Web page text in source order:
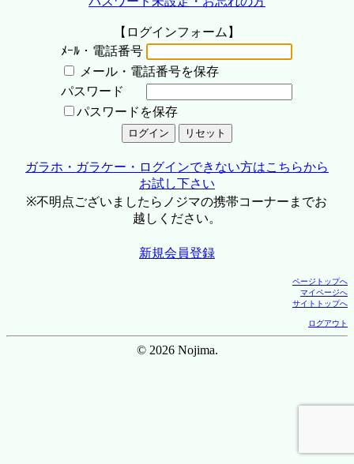
【ログインフォーム】
ﾒｰﾙ・電話番号
メール・電話番号を保存
パスワード
パスワードを保存
ガラホ・ガラケー・ログインできない方はこちらから
お試し下さい
※不明点ございましたらノジマの携帯コーナーまでお
越しください。
新規会員登録
ページトップへ
マイページへ
サイトトップへ
ログアウト
© 2026 Nojima.